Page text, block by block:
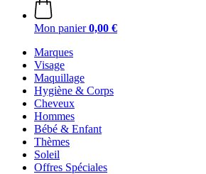
Mon panier 0,00 €
Marques
Visage
Maquillage
Hygiène & Corps
Cheveux
Hommes
Bébé & Enfant
Thèmes
Soleil
Offres Spéciales